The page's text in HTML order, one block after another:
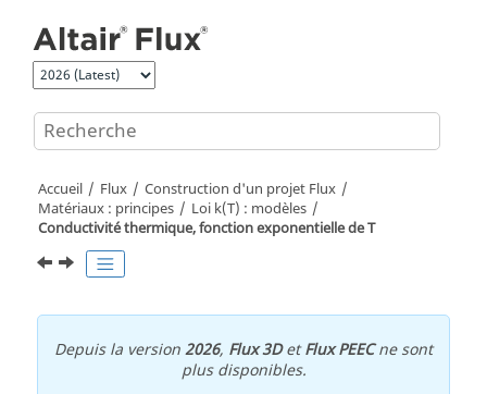
Accueil Flux
Construction d'un projet Flux
Matériaux : principes
Loi k(T) : modèles
Conductivité thermique, fonction exponentielle de T
Depuis la version2026, Flux 3DetFlux PEECne sont
plus disponibles.